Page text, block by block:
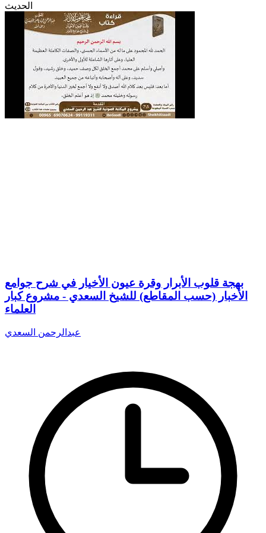
الحديث
بهجة قلوب الأبرار وقرة عيون الأخيار في شرح جوامع
الأخبار (حسب المقاطع) للشيخ السعدي - مشروع كبار
العلماء
عبدالرحمن السعدي